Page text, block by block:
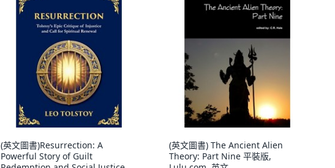
(英文圖書)Resurrection: A
Powerful Story of Guilt
(英文圖書) The Ancient Alien
Theory: Part Nine 平裝版,